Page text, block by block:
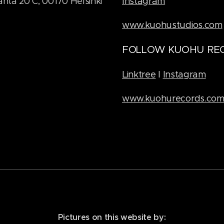
www.kuohustudios.com
FOLLOW KUOHU
Linktree I Instagram
www.kuohurecords.com
Pictures on this website by: